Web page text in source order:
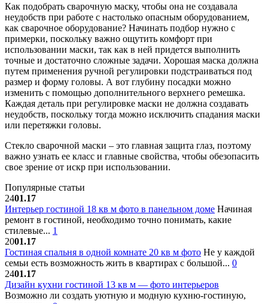
Как подобрать сварочную маску, чтобы она не создавала
неудобств при работе с настолько опасным оборудованием,
как сварочное оборудование? Начинать подбор нужно с
примерки, поскольку важно ощутить комфорт при
использовании маски, так как в ней придется выполнить
точные и достаточно сложные задачи. Хорошая маска должна
путем применения ручной регулировки подстраиваться под
размер и форму головы. А вот глубину посадки можно
изменить с помощью дополнительного верхнего ремешка.
Каждая деталь при регулировке маски не должна создавать
неудобств, поскольку тогда можно исключить спадания маски
или перетяжки головы.
Стекло сварочной маски – это главная защита глаз, поэтому
важно узнать ее класс и главные свойства, чтобы обезопасить
свое зрение от искр при использовании.
Популярные статьи
2401.17
Интерьер гостиной 18 кв м фото в панельном доме Начиная
ремонт в гостиной, необходимо точно понимать, какие
стилевые... 1
2001.17
Гостиная спальня в одной комнате 20 кв м фото Не у каждой
семьи есть возможность жить в квартирах с большой... 0
2401.17
Дизайн кухни гостиной 13 кв м — фото интерьеров
Возможно ли создать уютную и модную кухню-гостиную,